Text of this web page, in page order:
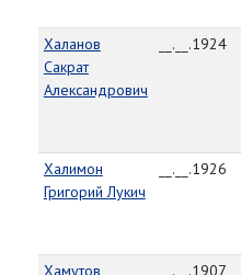
Халанов
Сакрат
Александрович
__.__.1924
Халимон
Григорий Лукич
__.__.1926
Хамутов
__.__.1907